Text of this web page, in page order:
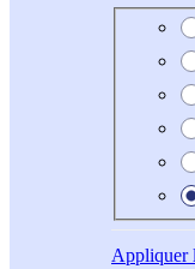
Date
Appliquer